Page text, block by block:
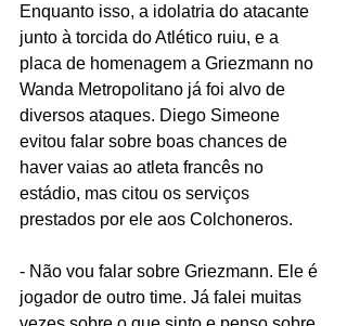
Enquanto isso, a idolatria do atacante
junto à torcida do Atlético ruiu, e a
placa de homenagem a Griezmann no
Wanda Metropolitano já foi alvo de
diversos ataques. Diego Simeone
evitou falar sobre boas chances de
haver vaias ao atleta francês no
estádio, mas citou os serviços
prestados por ele aos Colchoneros.
- Não vou falar sobre Griezmann. Ele é
jogador de outro time. Já falei muitas